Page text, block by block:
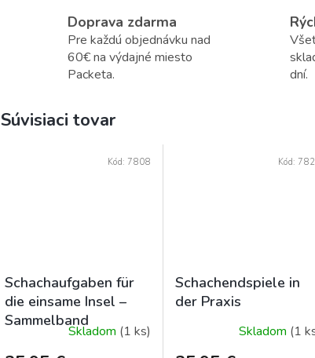
Doprava zdarma
Pre každú objednávku nad
60€ na výdajné miesto
Packeta.
dní.
Súvisiaci tovar
Schachaufgaben für
die einsame Insel –
Sammelband
Skladom (1 ks)
Kód: 7808
Schachendspiele in
der Praxis
Skladom (1
Kód: